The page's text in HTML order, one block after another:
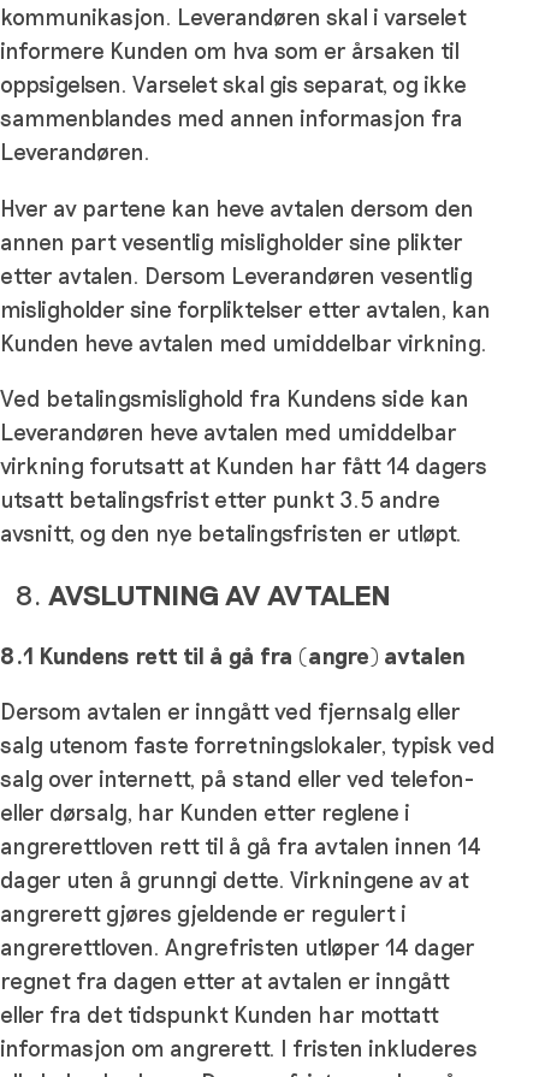
kommunikasjon. Leverandøren skal i varselet
informere Kunden om hva som er årsaken til
oppsigelsen. Varselet skal gis separat, og ikke
sammenblandes med annen informasjon fra
Leverandøren.
Hver av partene kan heve avtalen dersom den
annen part vesentlig misligholder sine plikter
etter avtalen. Dersom Leverandøren vesentlig
misligholder sine forpliktelser etter avtalen, kan
Kunden heve avtalen med umiddelbar virkning.
Ved betalingsmislighold fra Kundens side kan
Leverandøren heve avtalen med umiddelbar
virkning forutsatt at Kunden har fått 14 dagers
utsatt betalingsfrist etter punkt 3.5 andre
avsnitt, og den nye betalingsfristen er utløpt.
AVSLUTNING AV AVTALEN
8.1 Kundens rett til å gå fra (angre) avtalen
Dersom avtalen er inngått ved fjernsalg eller
salg utenom faste forretningslokaler, typisk ved
salg over internett, på stand eller ved telefon-
eller dørsalg, har Kunden etter reglene i
angrerettloven rett til å gå fra avtalen innen 14
dager uten å grunngi dette. Virkningene av at
angrerett gjøres gjeldende er regulert i
angrerettloven. Angrefristen utløper 14 dager
regnet fra dagen etter at avtalen er inngått
eller fra det tidspunkt Kunden har mottatt
informasjon om angrerett. I fristen inkluderes